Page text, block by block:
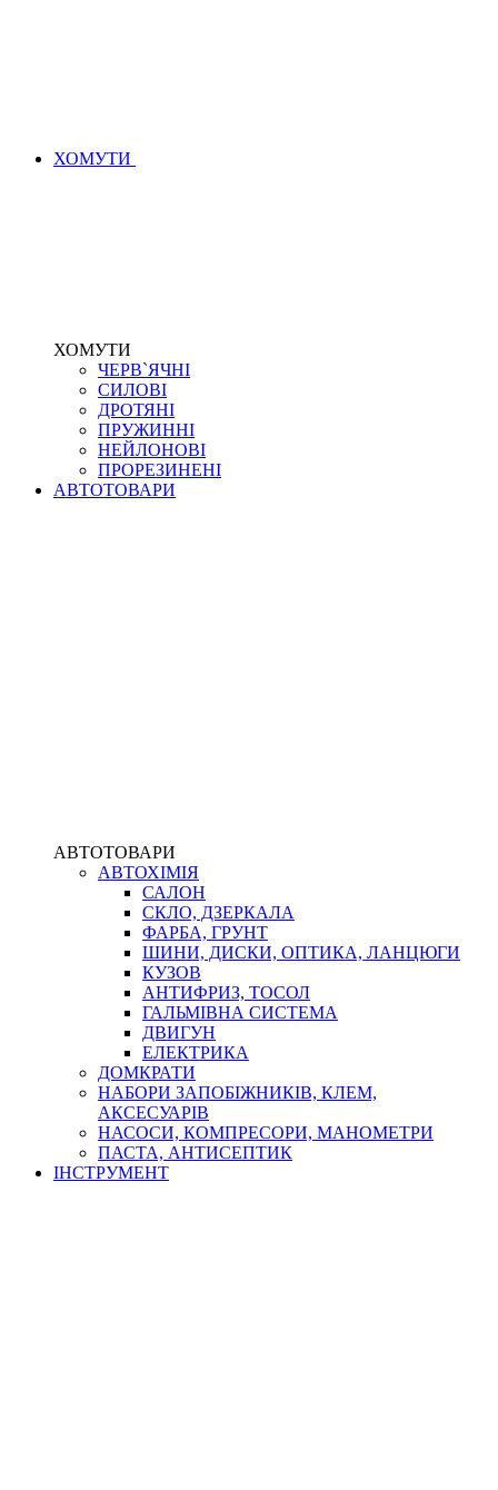
ХОМУТИ
ХОМУТИ
ЧЕРВ`ЯЧНІ
СИЛОВІ
ДРОТЯНІ
ПРУЖИННІ
НЕЙЛОНОВІ
ПРОРЕЗИНЕНІ
АВТОТОВАРИ
АВТОТОВАРИ
АВТОХІМІЯ
САЛОН
СКЛО, ДЗЕРКАЛА
ФАРБА, ГРУНТ
ШИНИ, ДИСКИ, ОПТИКА, ЛАНЦЮГИ
КУЗОВ
АНТИФРИЗ, ТОСОЛ
ГАЛЬМІВНА СИСТЕМА
ДВИГУН
ЕЛЕКТРИКА
ДОМКРАТИ
НАБОРИ ЗАПОБІЖНИКІВ, КЛЕМ,
АКСЕСУАРІВ
НАСОСИ, КОМПРЕСОРИ, МАНОМЕТРИ
ПАСТА, АНТИСЕПТИК
ІНСТРУМЕНТ